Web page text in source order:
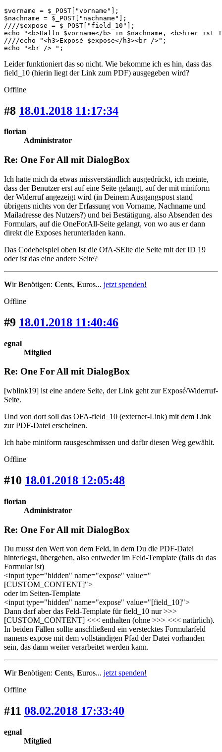
$vorname = $_POST["vorname"];
$nachname = $_POST["nachname"];
////$expose = $_POST["field_10"];
echo "<b>Hallo $vorname</b> in $nachname, <b>hier
////echo "<h3>Exposé $expose</h3><br />";
echo "<br /> ";
Leider funktioniert das so nicht. Wie bekomme ich es hin, dass das
field_10 (hierin liegt der Link zum PDF) ausgegeben wird?
Offline
#8 18.01.2018 11:17:34
florian
Administrator
Re: One For All mit DialogBox
Ich hatte mich da etwas missverständlich ausgedrückt, ich meinte,
dass der Benutzer erst auf eine Seite gelangt, auf der mit miniform
der Widerruf angezeigt wird (in Deinem Ausgangspost stand
übrigens nichts von der Erfassung von Vorname, Nachname und
Mailadresse des Nutzers?) und bei Bestätigung, also Absenden des
Formulars, auf die OneForAll-Seite gelangt, von wo aus er dann
direkt die Exposes herunterladen kann.
Das Codebeispiel oben Ist die OfA-SEite die Seite mit der ID 19
oder ist das eine andere Seite?
WirBenötigen: Cents, Euros... jetzt spenden!
Offline
#9 18.01.2018 11:40:46
egnal
Mitglied
Re: One For All mit DialogBox
[wblink19] ist eine andere Seite, der Link geht zur Exposé/Widerruf-
Seite.
Und von dort soll das OFA-field_10 (externer-Link) mit dem Link
zur PDF-Datei erscheinen.
Ich habe miniform rausgeschmissen und dafür diesen Weg gewählt.
Offline
#10 18.01.2018 12:05:48
florian
Administrator
Re: One For All mit DialogBox
Du musst den Wert von dem Feld, in dem Du die PDF-Datei
hinterlegst, übergeben, also entweder im Feld-Template (falls da das
Formular ist)
<input type="hidden" name="expose" value="
[CUSTOM_CONTENT]">
oder im Seiten-Template
<input type="hidden" name="expose" value="[field_10]">
Dann darf aber das Feld-Template für field_10 nur >>>
[CUSTOM_CONTENT] <<< enthalten (ohne >>> <<< natürlich).
In beiden Fällen sollte anschließend ein verstecktes Formularfeld
namens expose mit dem vollständigen Pfad der Datei vorhanden
sein, das dann weiter verarbeitet werden kann.
WirBenötigen: Cents, Euros... jetzt spenden!
Offline
#11 08.02.2018 17:33:40
egnal
Mitglied